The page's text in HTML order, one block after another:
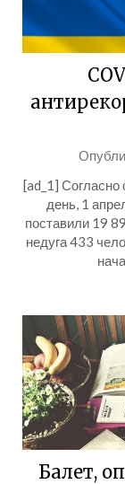
[ad_1]
день, 1
поставили 19
недуга 433
Балет,